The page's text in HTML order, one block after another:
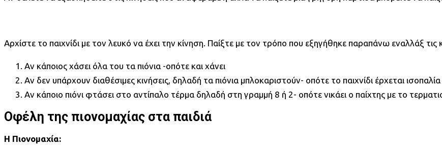
Αρχίστε το παιχνίδι με τον λευκό να έχει την κίνηση. Παίξτε με τον τρόπο που εξηγήθηκε παραπάνω εναλλάξ τις
Αν κάποιος χάσει όλα του τα πιόνια -οπότε και χάνει
Αν δεν υπάρχουν διαθέσιμες κινήσεις, δηλαδή τα πιόνια μπλοκαριστούν- οπότε το παιχνίδι έρχεται ισοπαλία
Αν κάποιο πιόνι φτάσει στο αντίπαλο τέρμα δηλαδή στη γραμμή 8 ή 2- οπότε νικάει ο παίχτης με το
Οφέλη της πιονομαχίας στα παιδιά
Η Πιονομαχία: